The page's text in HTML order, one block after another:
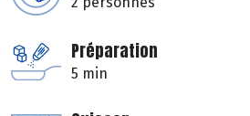
Préparation
5 min